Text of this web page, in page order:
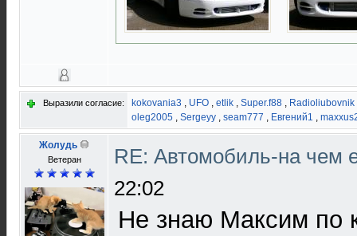
Выразили согласие: kokovania3 , UFO , etlik , Super.f88 , Radioliubovnik
oleg2005 , Sergeyy , seam777 , Евгений1 ,
Жолудь
Ветеран
RE: Автомобиль-на чем
22:02
Не знаю Максим по